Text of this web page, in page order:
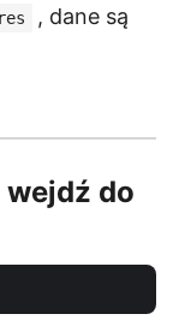
, dane są
do